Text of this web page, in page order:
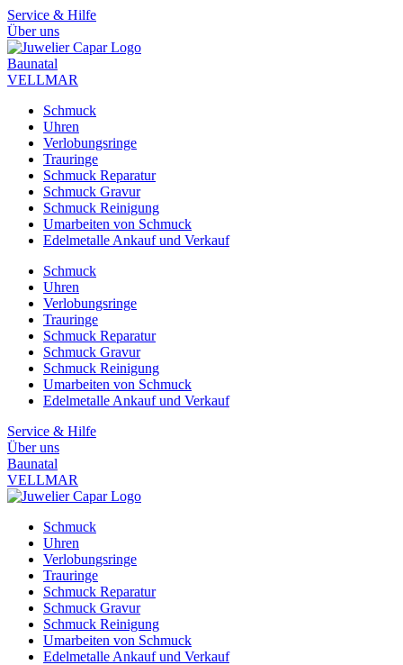
Zum
Inhalt
springen
Service & Hilfe
Über uns
Baunatal
VELLMAR
Schmuck
Uhren
Verlobungsringe
Trauringe
Schmuck Reparatur
Schmuck Gravur
Schmuck Reinigung
Umarbeiten von Schmuck
Edelmetalle Ankauf und Verkauf
Schmuck
Uhren
Verlobungsringe
Trauringe
Schmuck Reparatur
Schmuck Gravur
Schmuck Reinigung
Umarbeiten von Schmuck
Edelmetalle Ankauf und Verkauf
Service & Hilfe
Über uns
Baunatal
VELLMAR
Schmuck
Uhren
Verlobungsringe
Trauringe
Schmuck Reparatur
Schmuck Gravur
Schmuck Reinigung
Umarbeiten von Schmuck
Edelmetalle Ankauf und Verkauf